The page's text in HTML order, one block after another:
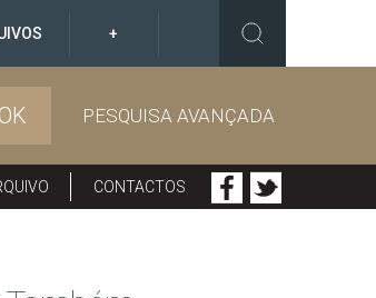
+
OK PESQUISA AVANÇADA
CONTACTOS